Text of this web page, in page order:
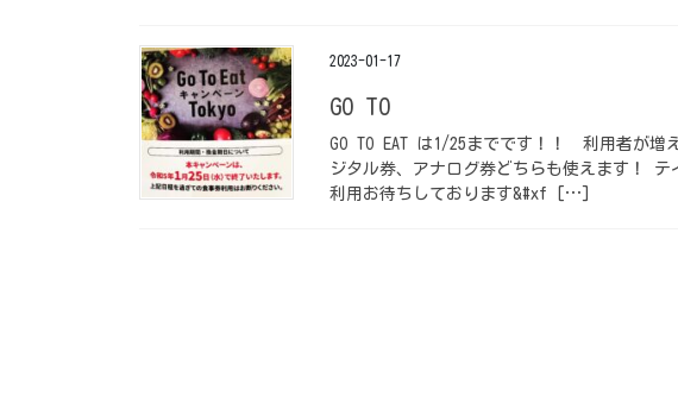
2023-01-17
GO TO
GO TO EAT は1/25までです！！ ⁡ 利用者が増
ジタル券、アナログ券どちらも使えます！
利用お待ちしております&#xf […]